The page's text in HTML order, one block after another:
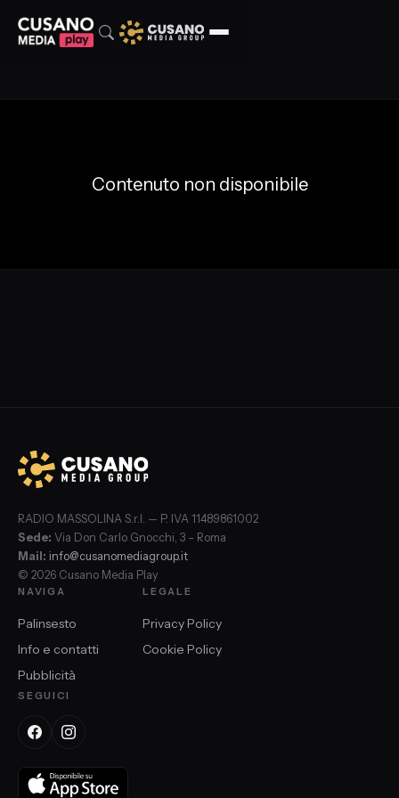
Contenuto non disponibile
RADIO MASSOLINA S.r.l. — P. IVA 11489861002
Sede: Via Don Carlo Gnocchi, 3 – Roma
Mail: info@cusanomediagroup.it
© 2026 Cusano Media Play
NAVIGA
Palinsesto
Info e contatti
Pubblicità
LEGALE
Privacy Policy
Cookie Policy
SEGUICI